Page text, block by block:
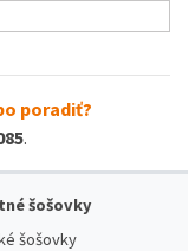
poradiť?
.
šošovky
šošovky